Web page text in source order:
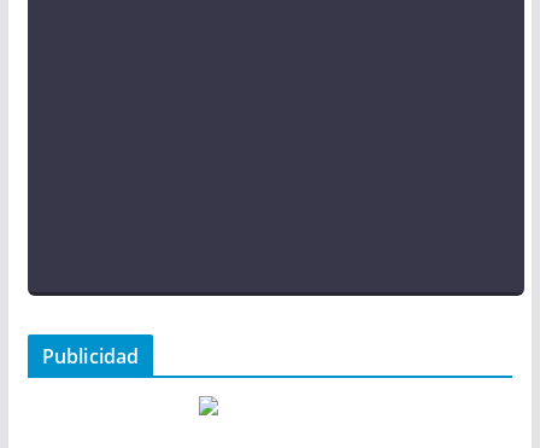
Publicidad